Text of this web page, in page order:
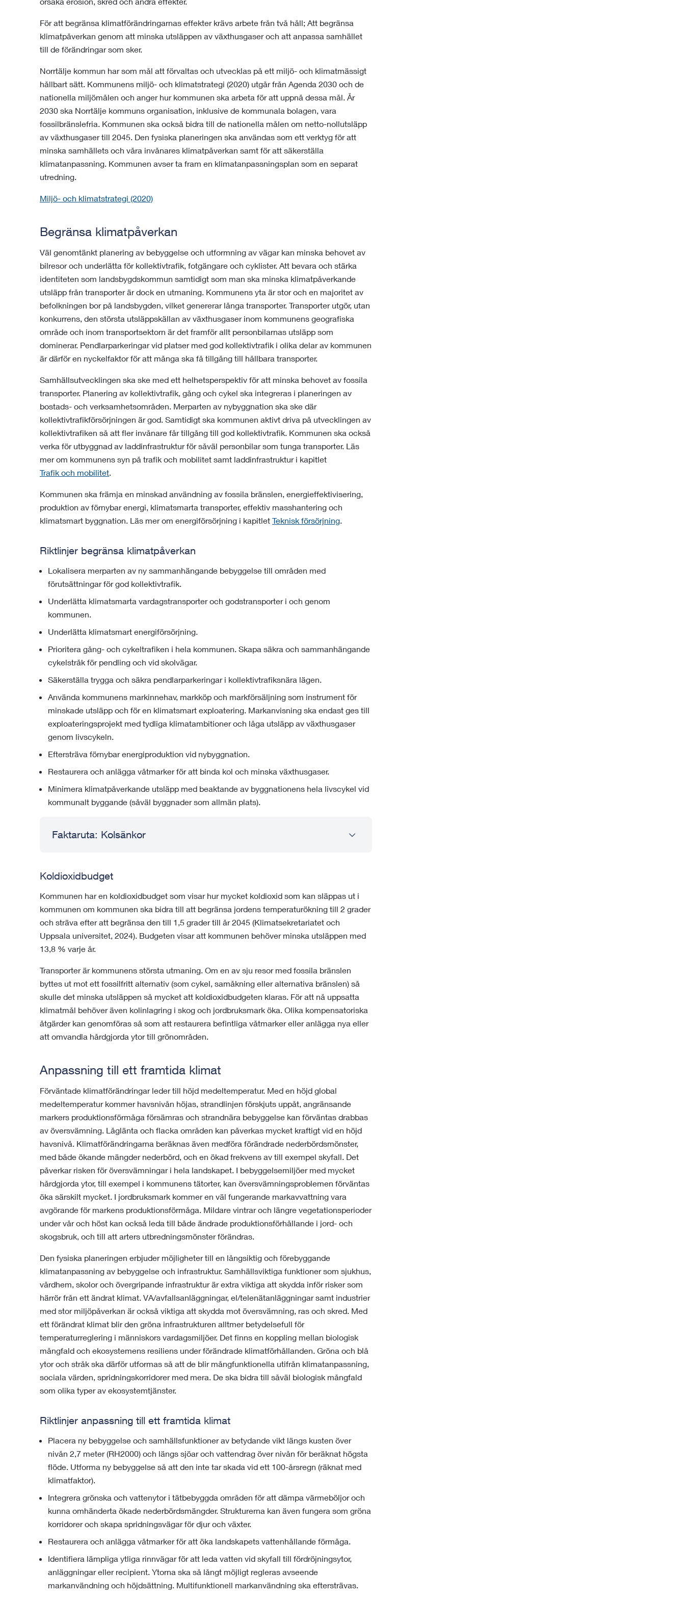
För att begränsa klimatförändringarnas effekter krävs arbete från två håll; Att begränsa
klimatpåverkan genom att minska utsläppen av växthusgaser och att anpassa samhället
till de förändringar som sker.
Norrtälje kommun har som mål att förvaltas och utvecklas på ett miljö- och klimatmässigt
hållbart sätt. Kommunens miljö- och klimatstrategi (2020) utgår från Agenda 2030 och de
nationella miljömålen och anger hur kommunen ska arbeta för att uppnå dessa mål. År
2030 ska Norrtälje kommuns organisation, inklusive de kommunala bolagen, vara
fossilbränslefria. Kommunen ska också bidra till de nationella målen om netto-nollutsläpp
av växthusgaser till 2045. Den fysiska planeringen ska användas som ett verktyg för att
minska samhällets och våra invånares klimatpåverkan samt för att säkerställa
klimatanpassning. Kommunen avser ta fram en klimatanpassningsplan som en separat
utredning.
Miljö- och klimatstrategi (2020)
Begränsa klimatpåverkan
Väl genomtänkt planering av bebyggelse och utformning av vägar kan minska behovet av
bilresor och underlätta för kollektivtrafik, fotgängare och cyklister. Att bevara och stärka
identiteten som landsbygdskommun samtidigt som man ska minska klimatpåverkande
utsläpp från transporter är dock en utmaning. Kommunens yta är stor och en majoritet av
befolkningen bor på landsbygden, vilket genererar långa transporter. Transporter utgör, utan
konkurrens, den största utsläppskällan av växthusgaser inom kommunens geografiska
område och inom transportsektorn är det framför allt personbilarnas utsläpp som
dominerar. Pendlarparkeringar vid platser med god kollektivtrafik i olika delar av kommunen
är därför en nyckelfaktor för att många ska få tillgång till hållbara transporter.
Samhällsutvecklingen ska ske med ett helhetsperspektiv för att minska behovet av fossila
transporter. Planering av kollektivtrafik, gång och cykel ska integreras i planeringen av
bostads- och verksamhetsområden. Merparten av nybyggnation ska ske där
kollektivtrafikförsörjningen är god. Samtidigt ska kommunen aktivt driva på utvecklingen av
kollektivtrafiken så att fler invånare får tillgång till god kollektivtrafik. Kommunen ska också
verka för utbyggnad av laddinfrastruktur för såväl personbilar som tunga transporter. Läs
mer om kommunens syn på trafik och mobilitet samt laddinfrastruktur i kapitlet
Trafik och mobilitet.
Kommunen ska främja en minskad användning av fossila bränslen, energieffektivisering,
produktion av förnybar energi, klimatsmarta transporter, effektiv masshantering och
klimatsmart byggnation. Läs mer om energiförsörjning i kapitlet Teknisk försörjning.
Riktlinjer begränsa klimatpåverkan
Lokalisera merparten av ny sammanhängande bebyggelse till områden med
förutsättningar för god kollektivtrafik.
Underlätta klimatsmarta vardagstransporter och godstransporter i och genom
kommunen.
Underlätta klimatsmart energiförsörjning.
Prioritera gång- och cykeltrafiken i hela kommunen. Skapa säkra och sammanhängande
cykelstråk för pendling och vid skolvägar.
Säkerställa trygga och säkra pendlarparkeringar i kollektivtrafiksnära lägen.
Använda kommunens markinnehav, markköp och markförsäljning som instrument för
minskade utsläpp och för en klimatsmart exploatering. Markanvisning ska endast ges till
exploateringsprojekt med tydliga klimatambitioner och låga utsläpp av växthusgaser
genom livscykeln.
Eftersträva förnybar energiproduktion vid nybyggnation.
Restaurera och anlägga våtmarker för att binda kol och minska växthusgaser.
Minimera klimatpåverkande utsläpp med beaktande av byggnationens hela livscykel vid
kommunalt byggande (såväl byggnader som allmän plats).
Faktaruta: Kolsänkor
Koldioxidbudget
Kommunen har en koldioxidbudget som visar hur mycket koldioxid som kan släppas ut i
kommunen om kommunen ska bidra till att begränsa jordens temperaturökning till 2 grader
och sträva efter att begränsa den till 1,5 grader till år 2045 (Klimatsekretariatet och
Uppsala universitet, 2024). Budgeten visar att kommunen behöver minska utsläppen med
13,8 % varje år.
Transporter är kommunens största utmaning. Om en av sju resor med fossila bränslen
byttes ut mot ett fossilfritt alternativ (som cykel, samåkning eller alternativa bränslen) så
skulle det minska utsläppen så mycket att koldioxidbudgeten klaras. För att nå uppsatta
klimatmål behöver även kolinlagring i skog och jordbruksmark öka. Olika kompensatoriska
åtgärder kan genomföras så som att restaurera befintliga våtmarker eller anlägga nya eller
att omvandla hårdgjorda ytor till grönområden.
Anpassning till ett framtida klimat
Förväntade klimatförändringar leder till höjd medeltemperatur. Med en höjd global
medeltemperatur kommer havsnivån höjas, strandlinjen förskjuts uppåt, angränsande
markers produktionsförmåga försämras och strandnära bebyggelse kan förväntas drabbas
av översvämning. Låglänta och flacka områden kan påverkas mycket kraftigt vid en höjd
havsnivå. Klimatförändringarna beräknas även medföra förändrade nederbördsmönster,
med både ökande mängder nederbörd, och en ökad frekvens av till exempel skyfall. Det
påverkar risken för översvämningar i hela landskapet. I bebyggelsemiljöer med mycket
hårdgjorda ytor, till exempel i kommunens tätorter, kan översvämningsproblemen förväntas
öka särskilt mycket. I jordbruksmark kommer en väl fungerande markavvattning vara
avgörande för markens produktionsförmåga. Mildare vintrar och längre vegetationsperioder
under vår och höst kan också leda till både ändrade produktionsförhållande i jord- och
skogsbruk, och till att arters utbredningsmönster förändras.
Den fysiska planeringen erbjuder möjligheter till en långsiktig och förebyggande
klimatanpassning av bebyggelse och infrastruktur. Samhällsviktiga funktioner som sjukhus,
vårdhem, skolor och övergripande infrastruktur är extra viktiga att skydda inför risker som
härrör från ett ändrat klimat. VA/avfallsanläggningar, el/telenätanläggningar samt industrier
med stor miljöpåverkan är också viktiga att skydda mot översvämning, ras och skred. Med
ett förändrat klimat blir den gröna infrastrukturen alltmer betydelsefull för
temperaturreglering i människors vardagsmiljöer. Det finns en koppling mellan biologisk
mångfald och ekosystemens resiliens under förändrade klimatförhållanden. Gröna och blå
ytor och stråk ska därför utformas så att de blir mångfunktionella utifrån klimatanpassning,
sociala värden, spridningskorridorer med mera. De ska bidra till såväl biologisk mångfald
som olika typer av ekosystemtjänster.
Riktlinjer anpassning till ett framtida klimat
Placera ny bebyggelse och samhällsfunktioner av betydande vikt längs kusten över
nivån 2,7 meter (RH2000) och längs sjöar och vattendrag över nivån för beräknat högsta
flöde. Utforma ny bebyggelse så att den inte tar skada vid ett 100-årsregn (räknat med
klimatfaktor).
Integrera grönska och vattenytor i tätbebyggda områden för att dämpa värmeböljor och
kunna omhänderta ökade nederbördsmängder. Strukturerna kan även fungera som gröna
korridorer och skapa spridningsvägar för djur och växter.
Restaurera och anlägga våtmarker för att öka landskapets vattenhållande förmåga.
Identifiera lämpliga ytliga rinnvägar för att leda vatten vid skyfall till fördröjningsytor,
anläggningar eller recipient. Ytorna ska så långt möjligt regleras avseende
markanvändning och höjdsättning. Multifunktionell markanvändning ska eftersträvas.